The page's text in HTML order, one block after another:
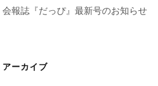
会報誌『だっぴ』最新号のお知らせ
アーカイブ